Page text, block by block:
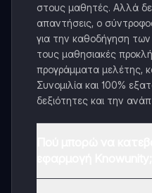
στους μαθητές. Αλλά
απαντήσεις, ο
για την καθοδήγηση
τους μαθησιακές
προγράμματα μελέτης,
Συνομιλία και 100%
δεξιότητες και την